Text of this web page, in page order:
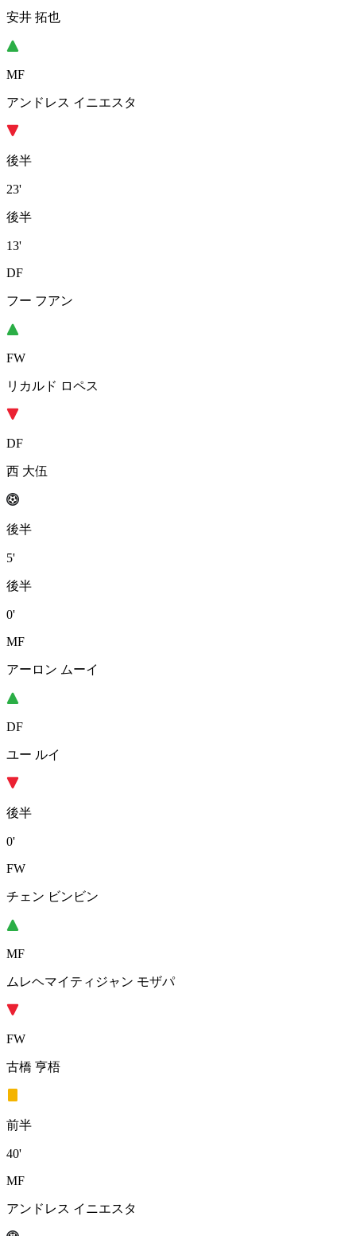
安井 拓也
MF
アンドレス イニエスタ
後半
23'
後半
13'
DF
フー フアン
FW
リカルド ロペス
DF
西 大伍
後半
5'
後半
0'
MF
アーロン ムーイ
DF
ユー ルイ
後半
0'
FW
チェン ビンビン
MF
ムレヘマイティジャン モザパ
FW
古橋 亨梧
前半
40'
MF
アンドレス イニエスタ